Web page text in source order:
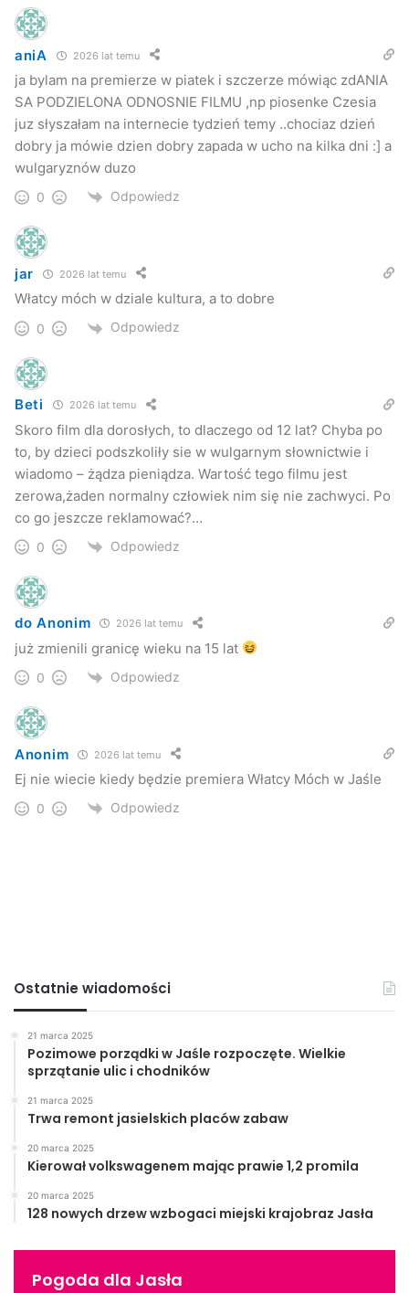
Pierwsze odcinki filmu Bartosza Kędzierskiego powstały w
2006 r. dla stacji TV 4. Serial nadawany był przez tę stację
w dwóch wersjach, złagodzonej i nieocenzurowanej
pokazywanej w godzinach wieczornych. Kędzierski
przyznał w wywiadzie w ostatnim numerze miesięcznika
„Film”, że na prośbę stacji łagodził zbyt ostre dialogi i
akcję.
Firma RMG zrealizowała już 66 odcinków „Włatców móch”.
Kolejnych 15 będzie emitowanych w TV4 na wiosnę.
Następna prawdopodobnie na jesień. Nad wersją fabularną
filmu pracował aż 50-osobowy zespół złożony z
animatorów, aktorów i innych fachowców.
Nowy serial
W tej chwili zespół, który zajmował się fabułą, pracuje nad
nowym serialem pt. „Tysiąc złych uczynków”. Będzie to
historia o ludziach z podwórka.
– Niektóre dialogi będą wprost, sceny będą mogły
wydawać się ostrymi, ale całość nie będzie zasługiwała na
wyklęcie – usłyszeliśmy w RMG.
Scenarzystą i reżyserem animacji i dubbingu „Tysięcy
złych uczynków” jest oczywiście Bartek Kędzierski.
Piotr Samolewicz
aniA 2026 lat temu
ja bylam na premierze w piatek i szczerze mówiąc zdANIA
SA PODZIELONA ODNOSNIE FILMU ,np piosenke Czesia
juz słyszałam na internecie tydzień temy ..chociaz dzień
dobry ja mówie dzien dobry zapada w ucho na kilka dni :] a
wulgaryznów duzo
0 Odpowiedz
jar 2026 lat temu
Włatcy móch w dziale kultura, a to dobre
0 Odpowiedz
Beti 2026 lat temu
Skoro film dla dorosłych, to dlaczego od 12 lat? Chyba po
to, by dzieci podszkoliły sie w wulgarnym słownictwie i
wiadomo – żądza pieniądza. Wartość tego filmu jest
zerowa,żaden normalny człowiek nim się nie zachwyci. Po
co go jeszcze reklamować?…
0 Odpowiedz
do Anonim 2026 lat temu
już zmienili granicę wieku na 15 lat
0 Odpowiedz
Anonim 2026 lat temu
Ej nie wiecie kiedy będzie premiera Włatcy Móch w Jaśle
0 Odpowiedz
Ostatnie wiadomości
21 marca 2025
Pozimowe porządki w Jaśle rozpoczęte. Wielkie
sprzątanie ulic i chodników
21 marca 2025
Trwa remont jasielskich placów zabaw
20 marca 2025
Kierował volkswagenem mając prawie 1,2 promila
20 marca 2025
128 nowych drzew wzbogaci miejski krajobraz Jasła
Pogoda dla Jasła